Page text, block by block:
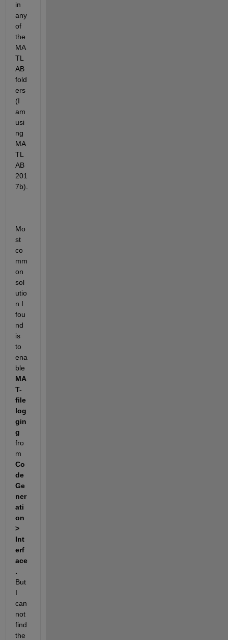
in
any
of
the
MA
TL
AB
fold
ers
(I
am
usi
ng
MA
TL
AB
201
7b).
Mo
st
co
mm
on
sol
utio
n I
fou
nd
is
to
ena
MA
T-
file
log
gin
fro
Co
de
Ge
ner
ati
on
>
Int
erf
ace
But
I
can
not
find
the